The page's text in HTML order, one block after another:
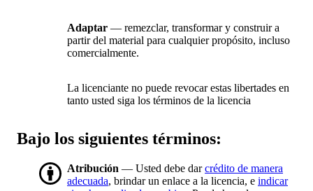
Adaptar — remezclar, transformar y construir a
partir del material para cualquier propósito, incluso
comercialmente.
La licenciante no puede revocar estas libertades en
tanto usted siga los términos de la licencia
Bajo los siguientes términos:
Atribución — Usted debe darcrédito de manera
adecuada, brindar un enlace a la licencia, e indicar